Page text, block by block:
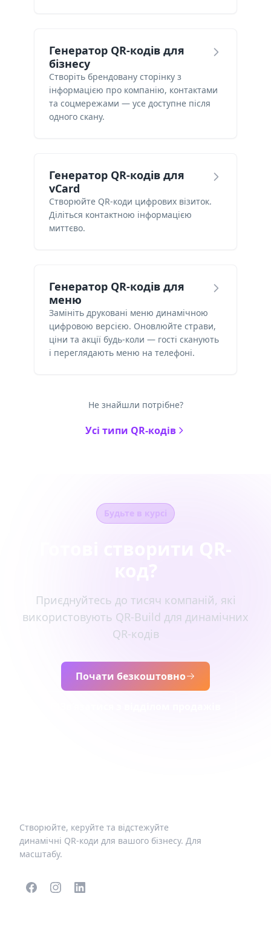
Генератор QR-кодів для
бізнесу
Створіть брендовану сторінку з
інформацією про компанію, контактами
та соцмережами — усе доступне після
одного скану.
Генератор QR-кодів для
vCard
Створюйте QR-коди цифрових візиток.
Діліться контактною інформацією
миттєво.
Генератор QR-кодів для
меню
Замініть друковані меню динамічною
цифровою версією. Оновлюйте страви,
ціни та акції будь-коли — гості сканують
і переглядають меню на телефоні.
Не знайшли потрібне?
Усі типи QR-кодів
Будьте в курсі
Приєднуйтесь до тисяч компаній, які
використовують QR-Build для динамічних
QR-кодів
Почати безкоштовно
Створюйте, керуйте та відстежуйте
динамічні QR-коди для вашого бізнесу. Для
масштабу.